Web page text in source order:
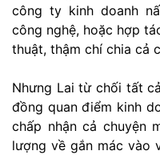
công ty kinh doanh
công nghệ, hoặc hợp
thuật, thậm chí chia cả
Nhưng Lai từ chối tất
đồng quan điểm kinh
chấp nhận cả chuyện
lượng về gắn mác vào